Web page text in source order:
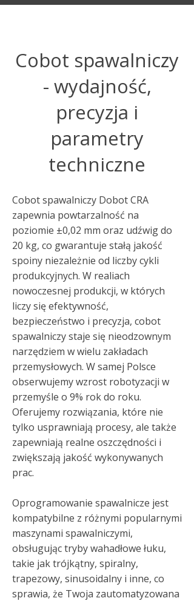
Cobot spawalniczy
- wydajność,
precyzja i
parametry
techniczne
Cobot spawalniczy Dobot CRA
zapewnia powtarzalność na
poziomie ±0,02 mm oraz udźwig do
20 kg, co gwarantuje stałą jakość
spoiny niezależnie od liczby cykli
produkcyjnych. W realiach
nowoczesnej produkcji, w których
liczy się efektywność,
bezpieczeństwo i precyzja, cobot
spawalniczy staje się nieodzownym
narzędziem w wielu zakładach
przemysłowych. W samej Polsce
obserwujemy wzrost robotyzacji w
przemyśle o 9% rok do roku.
Oferujemy rozwiązania, które nie
tylko usprawniają procesy, ale także
zapewniają realne oszczędności i
zwiększają jakość wykonywanych
prac.
Oprogramowanie spawalnicze jest
kompatybilne z różnymi popularnymi
maszynami spawalniczymi,
obsługując tryby wahadłowe łuku,
takie jak trójkątny, spiralny,
trapezowy, sinusoidalny i inne, co
sprawia, że ​​Twoja zautomatyzowana